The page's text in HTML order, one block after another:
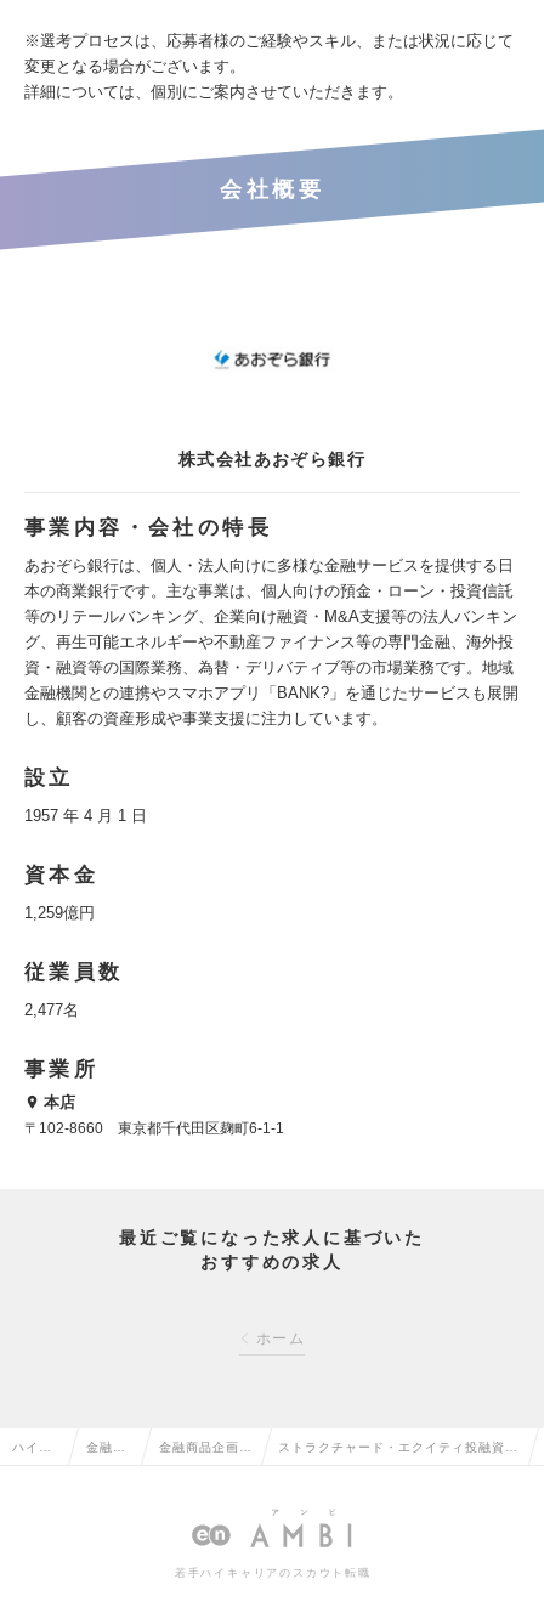
※選考プロセスは、応募者様のご経験やスキル、または状況に応じて
変更となる場合がございます。
詳細については、個別にご案内させていただきます。
会社概要
株式会社あおぞら銀行
事業内容・会社の特長
あおぞら銀行は、個人・法人向けに多様な金融サービスを提供する日
本の商業銀行です。主な事業は、個人向けの預金・ローン・投資信託
等のリテールバンキング、企業向け融資・M&A支援等の法人バンキン
グ、再生可能エネルギーや不動産ファイナンス等の専門金融、海外投
資・融資等の国際業務、為替・デリバティブ等の市場業務です。地域
金融機関との連携やスマホアプリ「BANK?」を通じたサービスも展開
し、顧客の資産形成や事業支援に注力しています。
設立
1957 年 4 月 1 日
資本金
1,259億円
従業員数
2,477名
事業所
本店
〒102-8660 東京都千代田区麹町6-1-1
最近ご覧になった求人に基づいた
おすすめの求人
ホーム
ハイク 金融系 金融商品企画・
ドの転職
ストラクチャード・エクイティ投融資業
フレックス有の求人情報
若手ハイキャリアのスカウト転職